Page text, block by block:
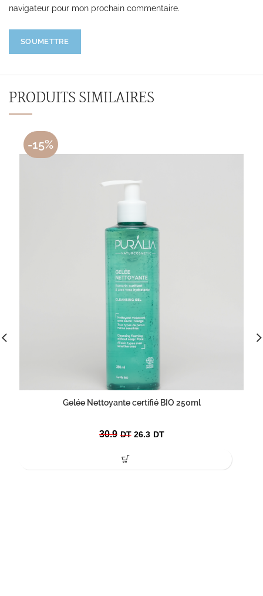
navigateur pour mon prochain commentaire.
PRODUITS SIMILAIRES
-15%
Gelée Nettoyante certifié BIO 250ml
DT
30.9 DT
26.3